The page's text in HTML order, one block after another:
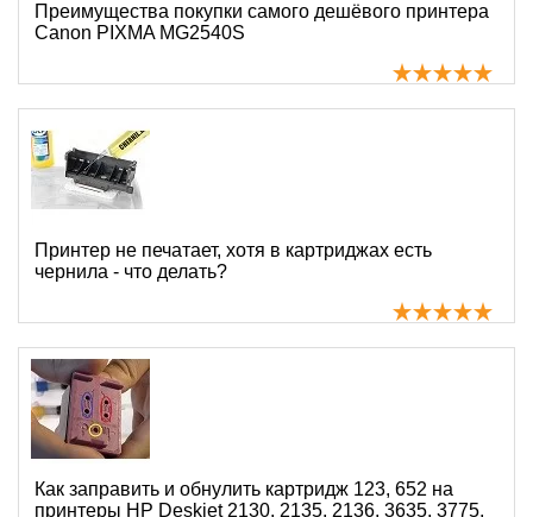
Преимущества покупки самого дешёвого принтера
Canon PIXMA MG2540S
Принтер не печатает, хотя в картриджах есть
чернила - что делать?
Как заправить и обнулить картридж 123, 652 на
принтеры HP Deskjet 2130, 2135, 2136, 3635, 3775,